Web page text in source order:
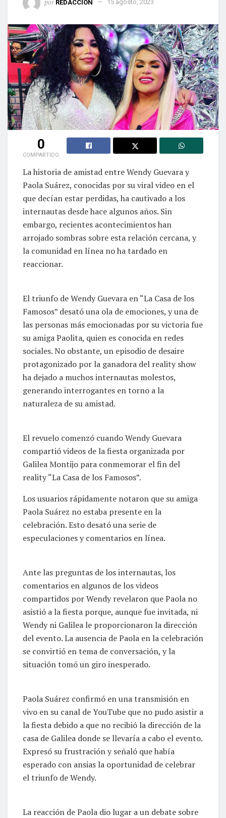
REDACCIÓN 15 agosto, 2023
0
COMPARTIDO
La historia de amistad entre Wendy Guevara y
Paola Suárez, conocidas por su viral video en el
que decían estar perdidas, ha cautivado a los
internautas desde hace algunos años. Sin
embargo, recientes acontecimientos han
arrojado sombras sobre esta relación cercana, y
la comunidad en línea no ha tardado en
reaccionar.
El triunfo de Wendy Guevara en “La Casa de los
Famosos” desató una ola de emociones, y una de
las personas más emocionadas por su victoria fue
su amiga Paolita, quien es conocida en redes
sociales. No obstante, un episodio de desaire
protagonizado por la ganadora del reality show
ha dejado a muchos internautas molestos,
generando interrogantes en torno a la
naturaleza de su amistad.
El revuelo comenzó cuando Wendy Guevara
compartió videos de la fiesta organizada por
Galilea Montijo para conmemorar el fin del
reality “La Casa de los Famosos”.
Los usuarios rápidamente notaron que su amiga
Paola Suárez no estaba presente en la
celebración. Esto desató una serie de
especulaciones y comentarios en línea.
Ante las preguntas de los internautas, los
comentarios en algunos de los videos
compartidos por Wendy revelaron que Paola no
asistió a la fiesta porque, aunque fue invitada, ni
Wendy ni Galilea le proporcionaron la dirección
del evento. La ausencia de Paola en la celebración
se convirtió en tema de conversación, y la
situación tomó un giro inesperado.
Paola Suárez confirmó en una transmisión en
vivo en su canal de YouTube que no pudo asistir a
la fiesta debido a que no recibió la dirección de la
casa de Galilea donde se llevaría a cabo el evento.
Expresó su frustración y señaló que había
esperado con ansias la oportunidad de celebrar
el triunfo de Wendy.
La reacción de Paola dio lugar a un debate sobre